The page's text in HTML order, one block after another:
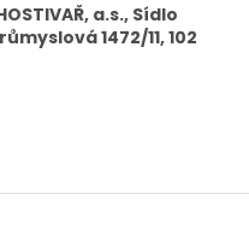
a.s., Sídlo
1472/11, 102